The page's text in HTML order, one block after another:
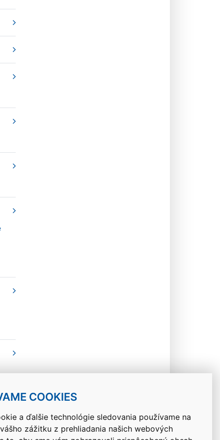
COOKIES
a ďalšie technológie sledovania používame na
zážitku z prehliadania našich webových
Návrat hore